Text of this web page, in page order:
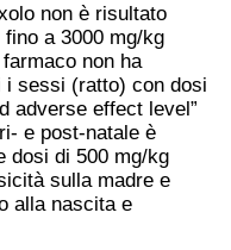
non è risultato
a 3000 mg/kg
non ha
i sessi (ratto) con dosi
adverse effect level”
e post-natale è
dosi di 500 mg/kg
sulla madre e
alla nascita e